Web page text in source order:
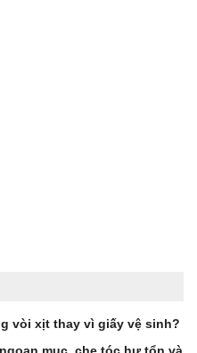
vòi xịt thay vì giấy vệ sinh?
mục, che tóc hư tổn và